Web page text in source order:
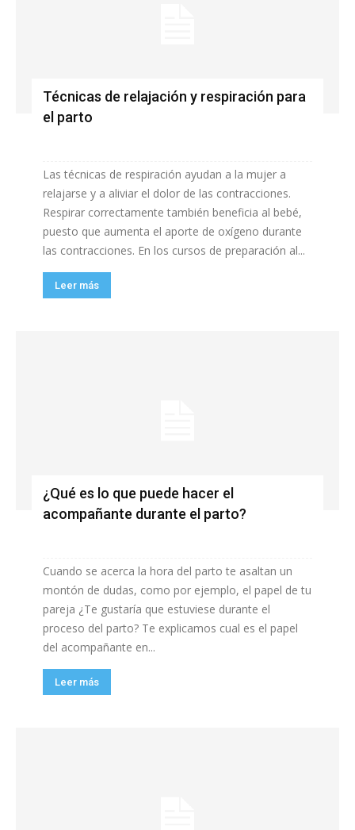
Técnicas de relajación y respiración para
el parto
Las técnicas de respiración ayudan a la mujer a
relajarse y a aliviar el dolor de las contracciones.
Respirar correctamente también beneficia al bebé,
puesto que aumenta el aporte de oxígeno durante
las contracciones. En los cursos de preparación al...
Leer más
¿Qué es lo que puede hacer el
acompañante durante el parto?
Cuando se acerca la hora del parto te asaltan un
montón de dudas, como por ejemplo, el papel de tu
pareja ¿Te gustaría que estuviese durante el
proceso del parto? Te explicamos cual es el papel
del acompañante en...
Leer más